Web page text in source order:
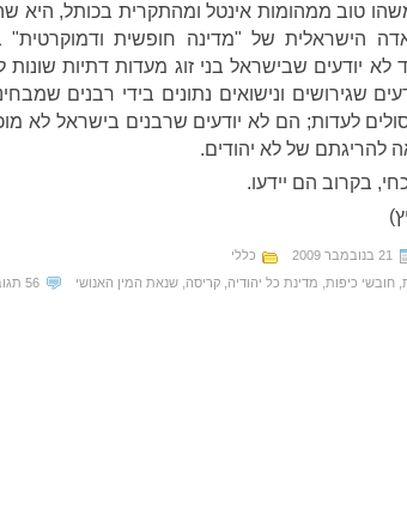
טוב ממהומות אינטל ומהתקרית בכותל, היא
הישראלית של "מדינה חופשית ודמוקרטית"
לא יודעים שבישראל בני זוג מעדות דתיות שונות
שגירושים ונישואים נתונים בידי רבנים
לעדות; הם לא יודעים שרבנים בישראל לא
להריגתם של לא יהודים.
בקרוב הם יידעו.
21 בנובמבר 2009
כללי
חובשי כיפות מדינת כל יהודיה קריסה שנאת המין האנושי 56 תגובות